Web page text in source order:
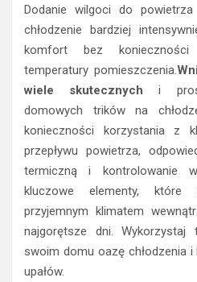
Dodanie wilgoci do
chłodzenie bardziej
komfort bez konieczności
temperatury pomieszczenia.
wiele skutecznych i
domowych trików na
konieczności korzystania z
przepływu powietrza,
termiczną i kontrolowanie
kluczowe elementy, które
przyjemnym klimatem
najgorętsze dni.
swoim domu oazę chłodzenia
upałów.